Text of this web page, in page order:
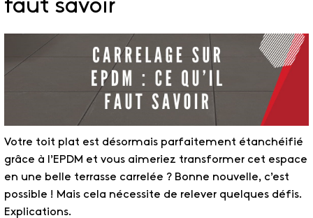
faut savoir
Votre toit plat est désormais parfaitement étanchéifié
grâce à l’EPDM et vous aimeriez transformer cet espace
en une belle terrasse carrelée ? Bonne nouvelle, c’est
possible ! Mais cela nécessite de relever quelques défis.
Explications.